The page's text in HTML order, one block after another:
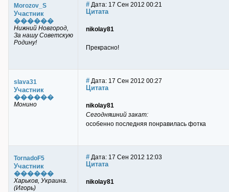
Morozov_S
Участник
������
Нижний Новгород,
За нашу Советскую
Родину!
# Дата: 17 Сен 2012 00:21
Цитата
nikolay81
Прекрасно!
slava31
Участник
������
Монино
# Дата: 17 Сен 2012 00:27
Цитата
nikolay81
Сегодняшний закат:
особенно последняя понравилась фотка
TornadoF5
Участник
������
Харьков, Украина.
(Игорь)
# Дата: 17 Сен 2012 12:03
Цитата
nikolay81